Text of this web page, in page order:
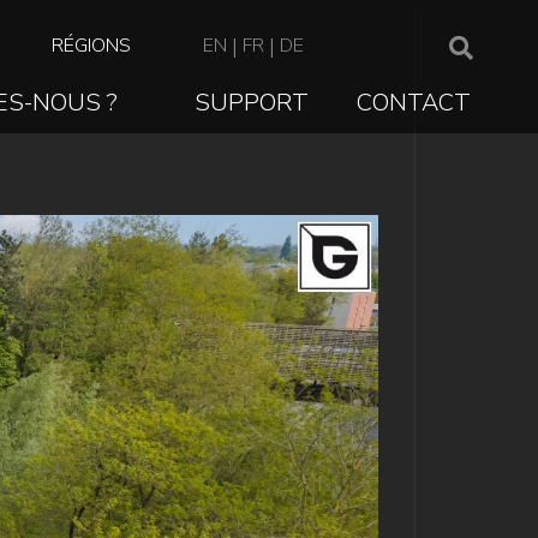
TOP
NAVIGATION
RÉGIONS EN | FR | DE
NOUS ? SUPPORT CONTACT